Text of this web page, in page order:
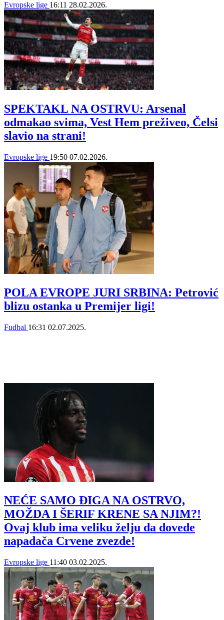
Evropske lige 16:11 28.02.2026.
SPEKTAKL NA OSTRVU: Arsenal
odmakao svima, Vest Hem preživeo, Čelsi
slavio na strani!
Evropske lige 19:50 07.02.2026.
POLA EVROPE JURI SRBINA: Petrović
blizu ostanka u Premijer ligi!
Fudbal 16:31 02.07.2025.
NEĆE SAMO ĐIGA NA OSTRVO,
MOŽDA I ŠERIF KRENE SA NJIM?!
Ovaj klub ima veliku želju da dovede
napadača Crvene zvezde!
Evropske lige 11:40 03.02.2025.